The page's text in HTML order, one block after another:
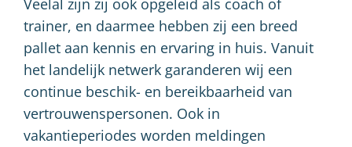
Veelal zijn zij ook opgeleid als coach of
trainer, en daarmee hebben zij een breed
pallet aan kennis en ervaring in huis. Vanuit
het landelijk netwerk garanderen wij een
continue beschik- en bereikbaarheid van
vertrouwenspersonen. Ook in
vakantieperiodes worden meldingen